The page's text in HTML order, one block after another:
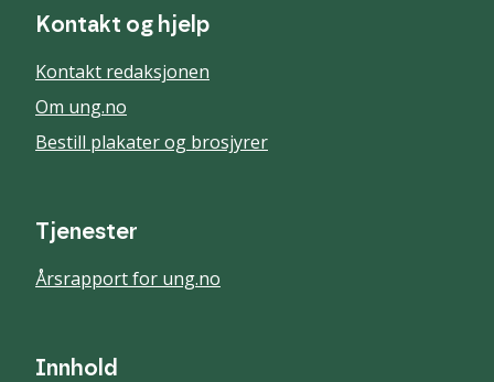
Kontakt og hjelp
Kontakt redaksjonen
Om ung.no
Bestill plakater og brosjyrer
Tjenester
Årsrapport for ung.no
Innhold